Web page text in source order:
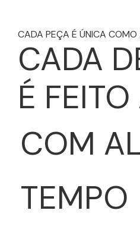
CADA PEÇA É ÚNICA COMO
CADA
É
COM
TEMPO